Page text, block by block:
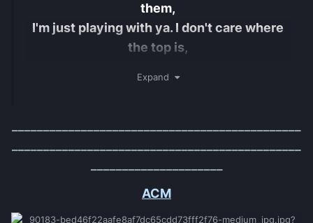
them,
I'm just playing with ya. I don't care where
the top is,
Expand
ACM